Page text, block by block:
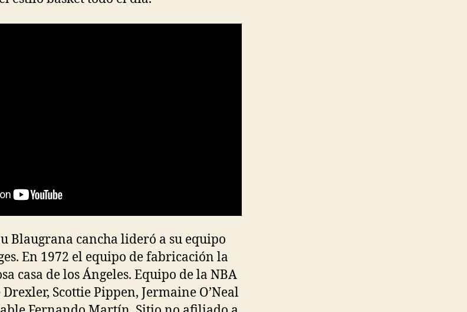
Blaugrana cancha lideró a su equipo
En 1972 el equipo de fabricación la
casa de los Ángeles. Equipo de la NBA
Scottie Pippen, Jermaine O’Neal